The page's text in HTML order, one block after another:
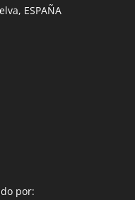
ESPAÑA
por: